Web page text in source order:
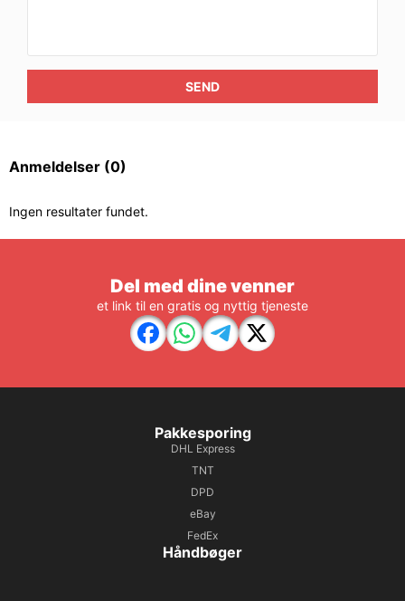
SEND
Anmeldelser (0)
Ingen resultater fundet.
Del med dine venner
et link til en gratis og nyttig tjeneste
Pakkesporing
DHL Express
TNT
DPD
eBay
FedEx
Håndbøger